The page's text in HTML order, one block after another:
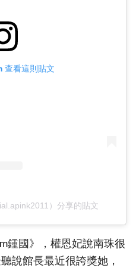
查看這則貼文
）分享的貼文
鍾國》，權恩妃說南珠很
說館長最近很誇獎她，